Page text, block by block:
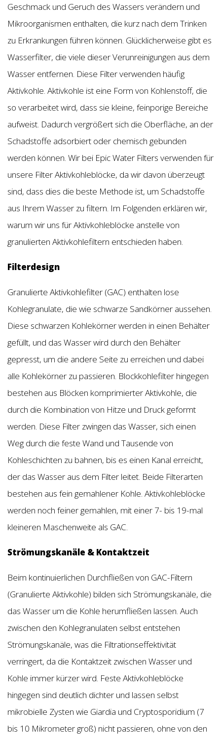
Geschmack und Geruch des Wassers verändern und
Mikroorganismen enthalten, die kurz nach dem Trinken
zu Erkrankungen führen können. Glücklicherweise gibt es
Wasserfilter, die viele dieser Verunreinigungen aus dem
Wasser entfernen. Diese Filter verwenden häufig
Aktivkohle. Aktivkohle ist eine Form von Kohlenstoff, die
so verarbeitet wird, dass sie kleine, feinporige Bereiche
aufweist. Dadurch vergrößert sich die Oberfläche, an der
Schadstoffe adsorbiert oder chemisch gebunden
werden können. Wir bei Epic Water Filters verwenden für
unsere Filter Aktivkohleblöcke, da wir davon überzeugt
sind, dass dies die beste Methode ist, um Schadstoffe
aus Ihrem Wasser zu filtern. Im Folgenden erklären wir,
warum wir uns für Aktivkohleblöcke anstelle von
granulierten Aktivkohlefiltern entschieden haben.
Filterdesign
Granulierte Aktivkohlefilter (GAC) enthalten lose
Kohlegranulate, die wie schwarze Sandkörner aussehen.
Diese schwarzen Kohlekörner werden in einen Behälter
gefüllt, und das Wasser wird durch den Behälter
gepresst, um die andere Seite zu erreichen und dabei
alle Kohlekörner zu passieren. Blockkohlefilter hingegen
bestehen aus Blöcken komprimierter Aktivkohle, die
durch die Kombination von Hitze und Druck geformt
werden. Diese Filter zwingen das Wasser, sich einen
Weg durch die feste Wand und Tausende von
Kohleschichten zu bahnen, bis es einen Kanal erreicht,
der das Wasser aus dem Filter leitet. Beide Filterarten
bestehen aus fein gemahlener Kohle. Aktivkohleblöcke
werden noch feiner gemahlen, mit einer 7- bis 19-mal
kleineren Maschenweite als GAC.
Strömungskanäle & Kontaktzeit
Beim kontinuierlichen Durchfließen von GAC-Filtern
(Granulierte Aktivkohle) bilden sich Strömungskanäle, die
das Wasser um die Kohle herumfließen lassen. Auch
zwischen den Kohlegranulaten selbst entstehen
Strömungskanäle, was die Filtrationseffektivität
verringert, da die Kontaktzeit zwischen Wasser und
Kohle immer kürzer wird. Feste Aktivkohleblöcke
hingegen sind deutlich dichter und lassen selbst
mikrobielle Zysten wie Giardia und Cryptosporidium (7
bis 10 Mikrometer groß) nicht passieren, ohne von den